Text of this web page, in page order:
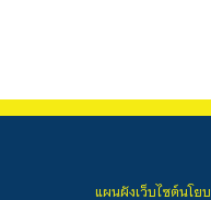
แผนผังเว็บไซต์นโย